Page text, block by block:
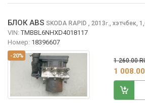
-20%
БЛОК ABS SKODA RAPID , 2013г., хэтчбек,
VIN: TMBBL6NHXD4018117
Номер: 18396607
1 260.00
1